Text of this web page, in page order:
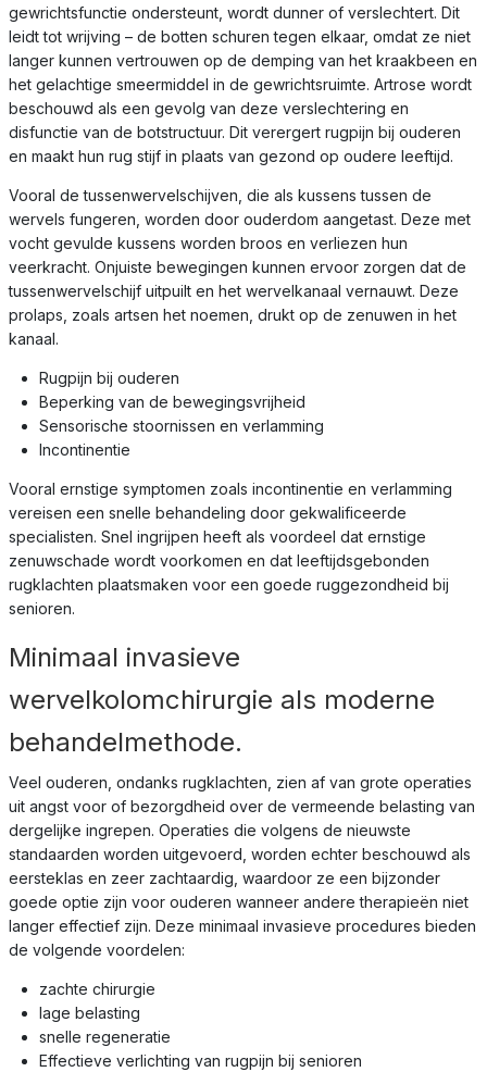
gewrichtsfunctie ondersteunt, wordt dunner of verslechtert. Dit
leidt tot wrijving – de botten schuren tegen elkaar, omdat ze niet
langer kunnen vertrouwen op de demping van het kraakbeen en
het gelachtige smeermiddel in de gewrichtsruimte. Artrose wordt
beschouwd als een gevolg van deze verslechtering en
disfunctie van de botstructuur. Dit verergert rugpijn bij ouderen
en maakt hun rug stijf in plaats van gezond op oudere leeftijd.
Vooral de tussenwervelschijven, die als kussens tussen de
wervels fungeren, worden door ouderdom aangetast. Deze met
vocht gevulde kussens worden broos en verliezen hun
veerkracht. Onjuiste bewegingen kunnen ervoor zorgen dat de
tussenwervelschijf uitpuilt en het wervelkanaal vernauwt. Deze
prolaps, zoals artsen het noemen, drukt op de zenuwen in het
kanaal.
Rugpijn bij ouderen
Beperking van de bewegingsvrijheid
Sensorische stoornissen en verlamming
Incontinentie
Vooral ernstige symptomen zoals incontinentie en verlamming
vereisen een snelle behandeling door gekwalificeerde
specialisten. Snel ingrijpen heeft als voordeel dat ernstige
zenuwschade wordt voorkomen en dat leeftijdsgebonden
rugklachten plaatsmaken voor een goede ruggezondheid bij
senioren.
Minimaal invasieve
wervelkolomchirurgie als moderne
behandelmethode.
Veel ouderen, ondanks rugklachten, zien af van grote operaties
uit angst voor of bezorgdheid over de vermeende belasting van
dergelijke ingrepen. Operaties die volgens de nieuwste
standaarden worden uitgevoerd, worden echter beschouwd als
eersteklas en zeer zachtaardig, waardoor ze een bijzonder
goede optie zijn voor ouderen wanneer andere therapieën niet
langer effectief zijn. Deze minimaal invasieve procedures bieden
de volgende voordelen:
zachte chirurgie
lage belasting
snelle regeneratie
Effectieve verlichting van rugpijn bij senioren